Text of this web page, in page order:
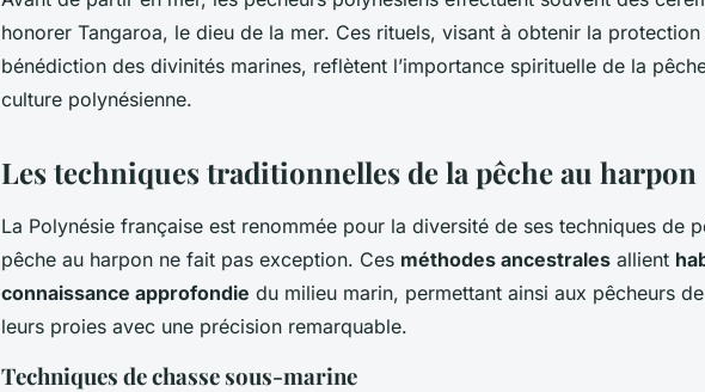
honorer Tangaroa, le dieu de la mer. Ces rituels, visant à obtenir la protection
bénédiction des divinités marines, reflètent l’importance spirituelle de la
culture polynésienne.
Les techniques traditionnelles de la pêche au harpon
La Polynésie française est renommée pour la diversité de ses techniques de
pêche au harpon ne fait pas exception. Ces méthodes ancestrales allient
connaissance approfondie du milieu marin, permettant ainsi aux pêcheurs
leurs proies avec une précision remarquable.
Techniques de chasse sous-marine